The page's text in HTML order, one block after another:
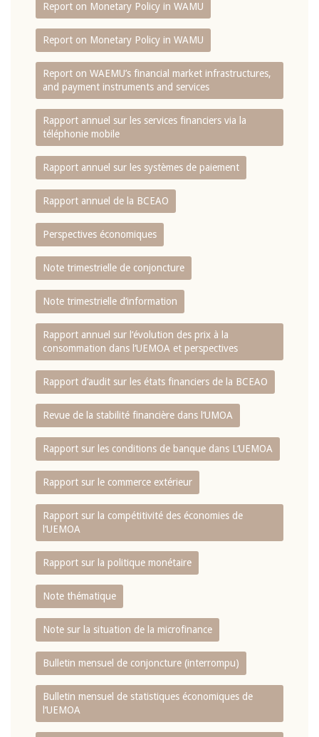
Report on Monetary Policy in WAMU
Report on Monetary Policy in WAMU
Report on WAEMU’s financial market infrastructures,
and payment instruments and services
Rapport annuel sur les services financiers via la
téléphonie mobile
Rapport annuel sur les systèmes de paiement
Rapport annuel de la BCEAO
Perspectives économiques
Note trimestrielle de conjoncture
Note trimestrielle d‘information
Rapport annuel sur l‘évolution des prix à la
consommation dans l‘UEMOA et perspectives
Rapport d‘audit sur les états financiers de la BCEAO
Revue de la stabilité financière dans l‘UMOA
Rapport sur les conditions de banque dans L‘UEMOA
Rapport sur le commerce extérieur
Rapport sur la compétitivité des économies de
l‘UEMOA
Rapport sur la politique monétaire
Note thématique
Note sur la situation de la microfinance
Bulletin mensuel de conjoncture (interrompu)
Bulletin mensuel de statistiques économiques de
l‘UEMOA